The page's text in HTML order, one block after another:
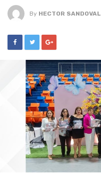
By HECTOR SANDOVAL